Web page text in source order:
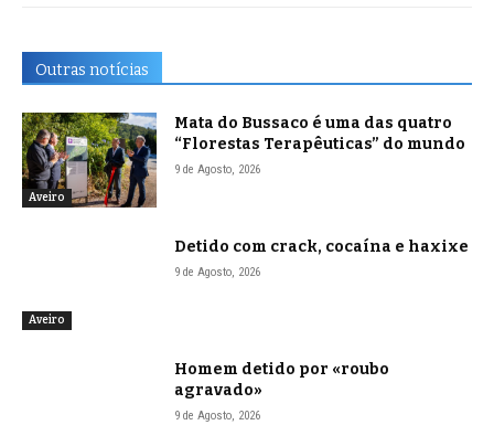
Outras notícias
Aveiro
Mata do Bussaco é uma das quatro
“Florestas Terapêuticas” do mundo
9 de Agosto, 2026
Aveiro
Detido com crack, cocaína e haxixe
9 de Agosto, 2026
Homem detido por «roubo
agravado»
9 de Agosto, 2026